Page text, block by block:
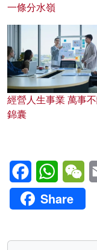
一條分水嶺
經營人生事業 萬事
錦囊
Facebook
Share